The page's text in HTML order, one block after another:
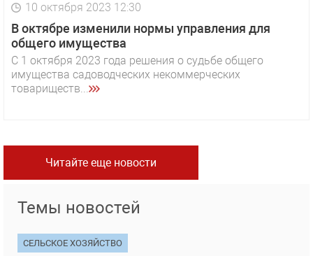
10 октября 2023 12:30
В октябре изменили нормы управления для
общего имущества
С 1 октября 2023 года решения о судьбе общего
имущества садоводческих некоммерческих
товариществ...
Читайте еще новости
Темы новостей
СЕЛЬСКОЕ ХОЗЯЙСТВО